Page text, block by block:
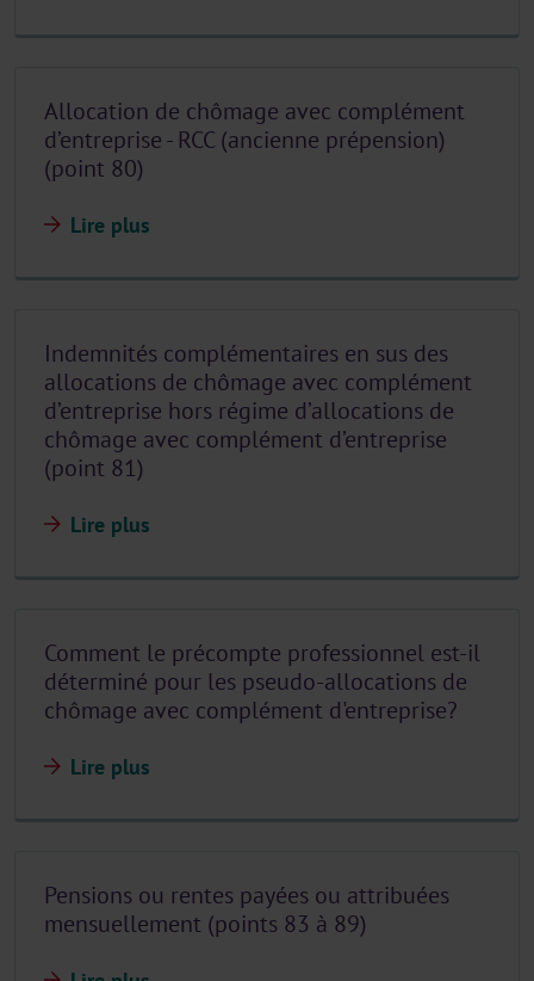
Allocation de chômage avec complément
d’entreprise - RCC (ancienne prépension)
(point 80)
Lire plus
Indemnités complémentaires en sus des
allocations de chômage avec complément
d’entreprise hors régime d’allocations de
chômage avec complément d’entreprise
(point 81)
Lire plus
Comment le précompte professionnel est-il
déterminé pour les pseudo-allocations de
chômage avec complément d'entreprise?
Lire plus
Pensions ou rentes payées ou attribuées
mensuellement (points 83 à 89)